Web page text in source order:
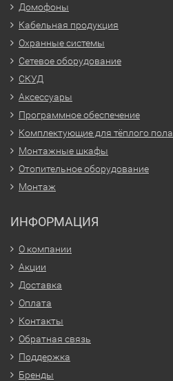
Домофоны
Кабельная продукция
Охранные системы
Сетевое оборудование
СКУД
Аксессуары
Программное обеспечение
Комплектующие для тёплого пола
Монтажные шкафы
Отопительное оборудование
Монтаж
ИНФОРМАЦИЯ
О компании
Акции
Доставка
Оплата
Контакты
Обратная связь
Поддержка
Бренды